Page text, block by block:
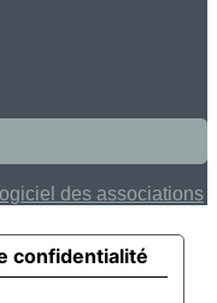
des associations
confidentialité